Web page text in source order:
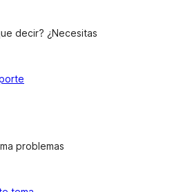
decir? ¿Necesitas
problemas